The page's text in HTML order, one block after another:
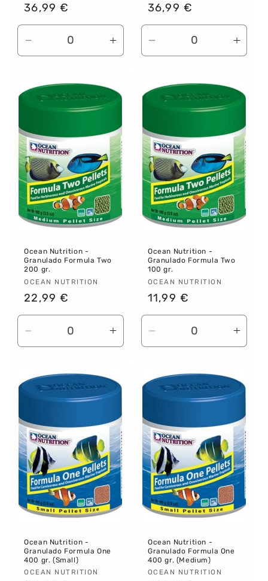
Precio
habitual
36,99 €
Reducir
cantidad
Default
Title
Aumentar
cantidad
Default
Title
Precio
habitual
36,99 €
Reducir
cantidad
Default
Title
Title
Ocean Nutrition -
Granulado Formula Two
200 gr.
Proveedor:
OCEAN NUTRITION
Precio
habitual
22,99 €
Reducir
cantidad
Default
Title
Aumentar
cantidad
Default
Title
Ocean Nutrition -
Granulado Formula Two
100 gr.
Proveedor:
OCEAN NUTRITION
Precio
habitual
11,99 €
Reducir
cantidad
Default
Title
Title
Ocean Nutrition -
Granulado Formula One
400 gr. (Small)
Proveedor:
OCEAN NUTRITION
Ocean Nutrition -
Granulado Formula One
400 gr. (Medium)
Proveedor:
OCEAN NUTRITION